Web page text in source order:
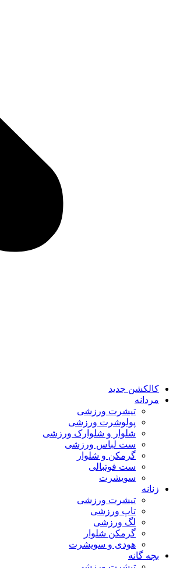
کالکشن جدید
مردانه
تیشرت ورزشی
پولوشرت ورزشی
شلوار و شلوارک ورزشی
ست لباس ورزشی
گرمکن و شلوار
ست فوتبالی
سویشرت
زنانه
تیشرت ورزشی
تاپ ورزشی
لگ ورزشی
گرمکن شلوار
هودی و سویشرت
بچه گانه